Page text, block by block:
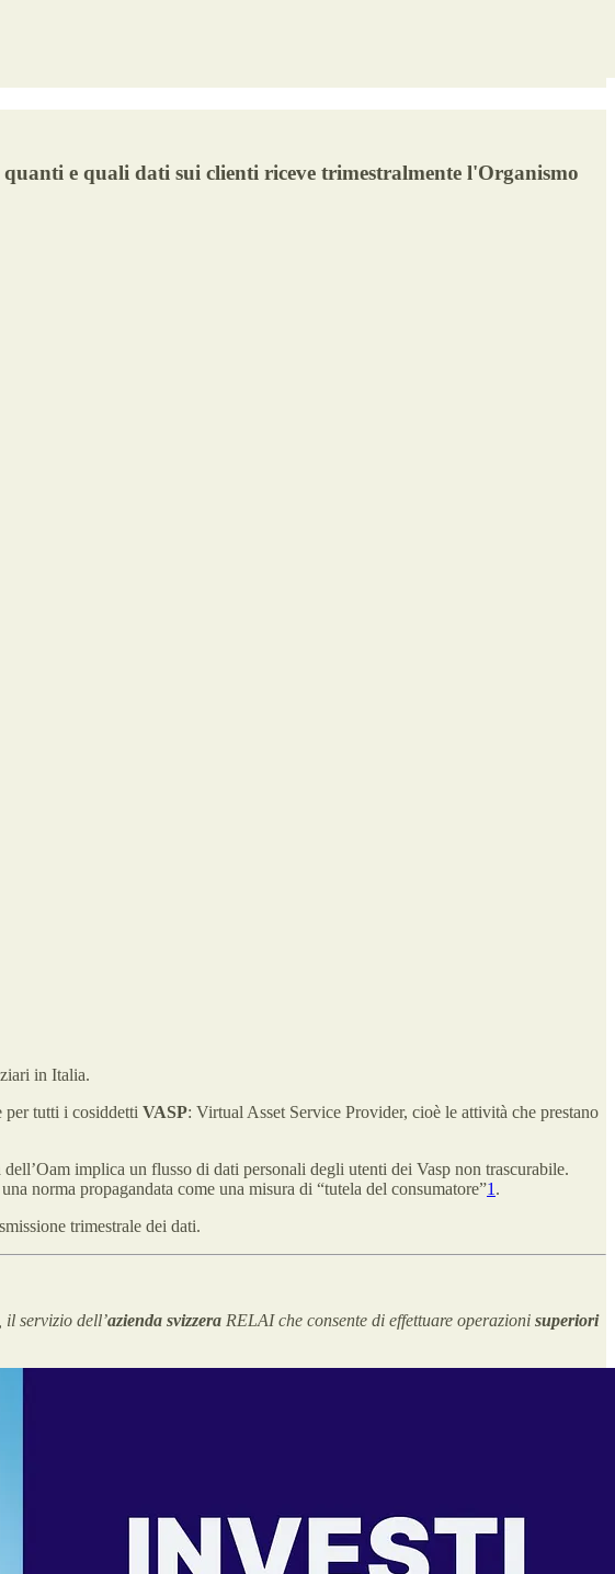
e quali dati sui clienti riceve trimestralmente l'Organismo
in Italia.
per tutti i cosiddetti VASP: Virtual Asset Service Provider, cioè le attività che prestano
dell’Oam implica un flusso di dati personali degli utenti dei Vasp non trascurabile.
norma propagandata come una misura di “tutela del consumatore”1 .
trimestrale dei dati.
, il servizio dell’azienda svizzera RELAI che consente di effettuare operazioni superiori